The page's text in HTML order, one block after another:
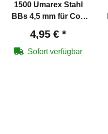
1500 Umarex Stahl
BBs 4,5 mm für Co2
4,95 € *
Sofort verfügbar